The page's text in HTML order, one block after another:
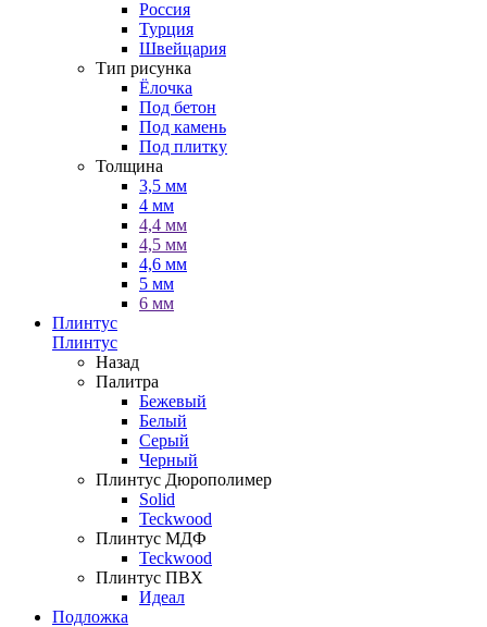
Россия
Турция
Швейцария
Тип рисунка
Ёлочка
Под бетон
Под камень
Под плитку
Толщина
3,5 мм
4 мм
4,4 мм
4,5 мм
4,6 мм
5 мм
6 мм
Плинтус
Плинтус
Назад
Палитра
Бежевый
Белый
Серый
Черный
Плинтус Дюрополимер
Solid
Teckwood
Плинтус МДФ
Teckwood
Плинтус ПВХ
Идеал
Подложка